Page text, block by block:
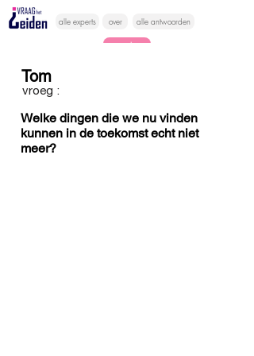
alle experts over alle antwoorden
vragen lessen
Tom
vroeg :
Welke dingen die we nu vinden
kunnen in de toekomst echt niet
meer?